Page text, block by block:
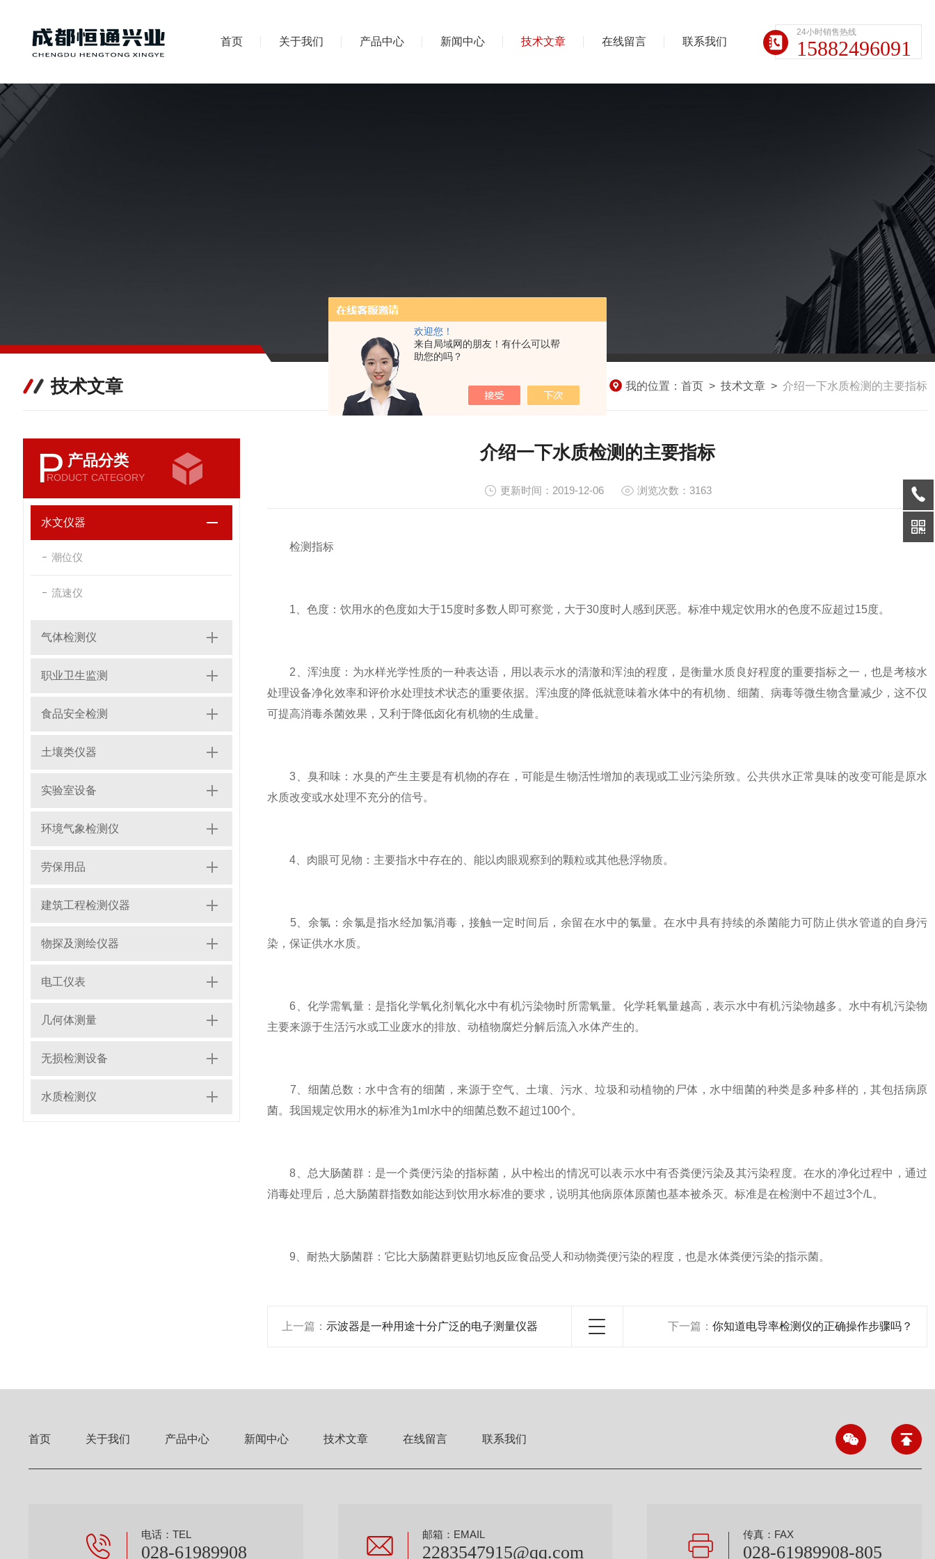
欢迎您！
来自局域网的朋友！有什么可以帮
助您的吗？
首页 关于我们 产品中心 新闻中心 技术文章 在线留言 联系我们
24小时销售热线
15882496091
技术文章 我的位置： 首页 > 技术文章 > 介绍一下水质检测的主要指标
P 产品分类
RODUCT CATEGORY
水文仪器
潮位仪
流速仪
气体检测仪
职业卫生监测
食品安全检测
土壤类仪器
实验室设备
环境气象检测仪
劳保用品
建筑工程检测仪器
物探及测绘仪器
电工仪表
几何体测量
无损检测设备
水质检测仪
介绍一下水质检测的主要指标
更新时间：2019-12-06 浏览次数：3163
检测指标
1、色度：饮用水的色度如大于15度时多数人即可察觉，大于30度时人感到厌恶。标准中规定饮用水的色度不应超过15度。
2、浑浊度：为水样光学性质的一种表达语，用以表示水的清澈和浑浊的程度，是衡量水质良好程度的重要指标之一，也是考核水
处理设备净化效率和评价水处理技术状态的重要依据。浑浊度的降低就意味着水体中的有机物、细菌、病毒等微生物含量减少，这不仅
可提高消毒杀菌效果，又利于降低卤化有机物的生成量。
3、臭和味：水臭的产生主要是有机物的存在，可能是生物活性增加的表现或工业污染所致。公共供水正常臭味的改变可能是原水
水质改变或水处理不充分的信号。
4、肉眼可见物：主要指水中存在的、能以肉眼观察到的颗粒或其他悬浮物质。
5、余氯：余氯是指水经加氯消毒，接触一定时间后，余留在水中的氯量。在水中具有持续的杀菌能力可防止供水管道的自身污
染，保证供水水质。
6、化学需氧量：是指化学氧化剂氧化水中有机污染物时所需氧量。化学耗氧量越高，表示水中有机污染物越多。水中有机污染物
主要来源于生活污水或工业废水的排放、动植物腐烂分解后流入水体产生的。
7、细菌总数：水中含有的细菌，来源于空气、土壤、污水、垃圾和动植物的尸体，水中细菌的种类是多种多样的，其包括病原
菌。我国规定饮用水的标准为1ml水中的细菌总数不超过100个。
8、总大肠菌群：是一个粪便污染的指标菌，从中检出的情况可以表示水中有否粪便污染及其污染程度。在水的净化过程中，通过
消毒处理后，总大肠菌群指数如能达到饮用水标准的要求，说明其他病原体原菌也基本被杀灭。标准是在检测中不超过3个/L。
9、耐热大肠菌群：它比大肠菌群更贴切地反应食品受人和动物粪便污染的程度，也是水体粪便污染的指示菌。
上一篇： 示波器是一种用途十分广泛的电子测量仪器 下一篇： 你知道电导率检测仪的正确操作步骤吗？
首页 关于我们 产品中心 新闻中心 技术文章 在线留言 联系我们
电话：TEL
028-61989908
邮箱：EMAIL
2283547915@qq.com
传真：FAX
028-61989908-805